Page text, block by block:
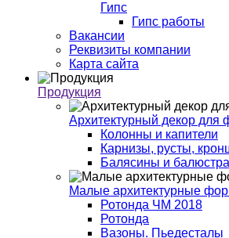
Гипс
Гипс работы
Вакансии
Реквизиты компании
Карта сайта
Продукция
Архитектурный декор для
Колонны и капители
Карнизы, русты,
Балясины и
Малые архитектурные
Ротонда ЧМ 2018
Ротонда
Вазоны. Пьедесталы